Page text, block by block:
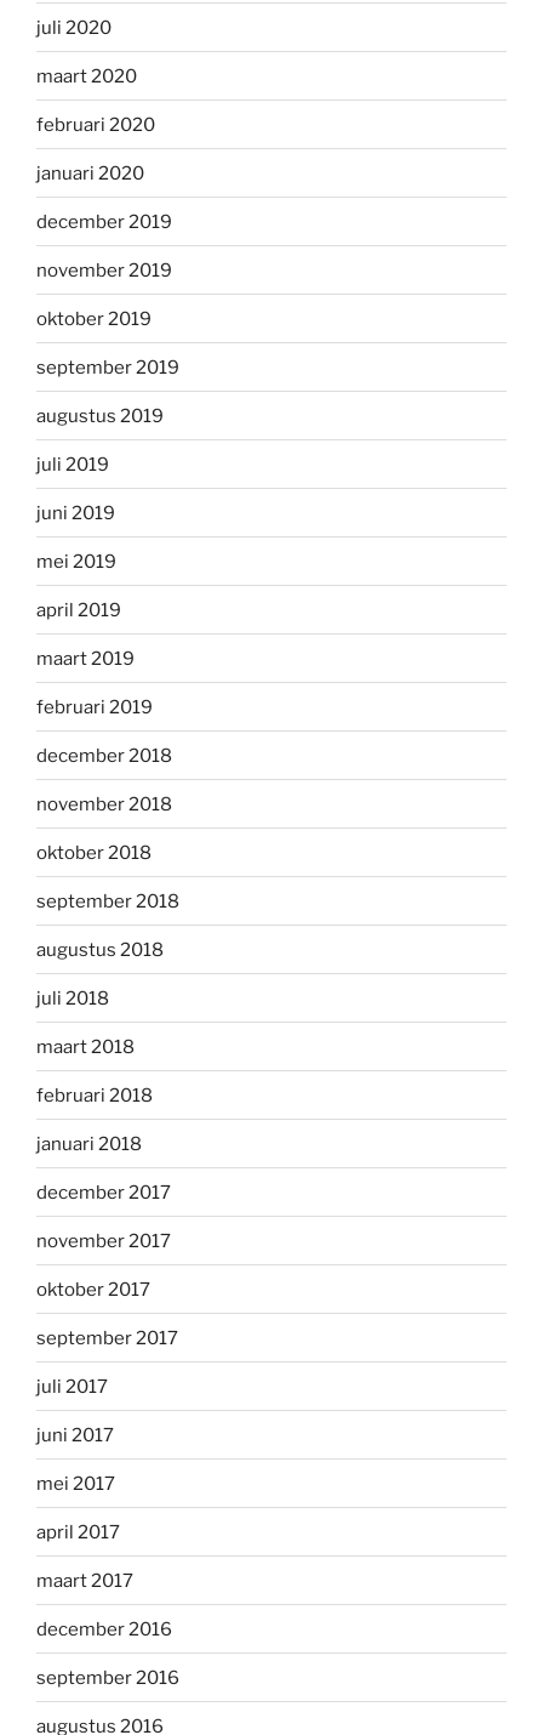
juli 2020
maart 2020
februari 2020
januari 2020
december 2019
november 2019
oktober 2019
september 2019
augustus 2019
juli 2019
juni 2019
mei 2019
april 2019
maart 2019
februari 2019
december 2018
november 2018
oktober 2018
september 2018
augustus 2018
juli 2018
maart 2018
februari 2018
januari 2018
december 2017
november 2017
oktober 2017
september 2017
juli 2017
juni 2017
mei 2017
april 2017
maart 2017
december 2016
september 2016
augustus 2016